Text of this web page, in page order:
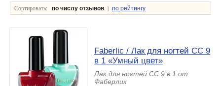
Сортировать: по числу отзывов | по рейтингу
Faberlic / Лак для ногтей CC 9
в 1 «Умный цвет»
Лак для ногтей CC 9 в 1 от
Фаберлик